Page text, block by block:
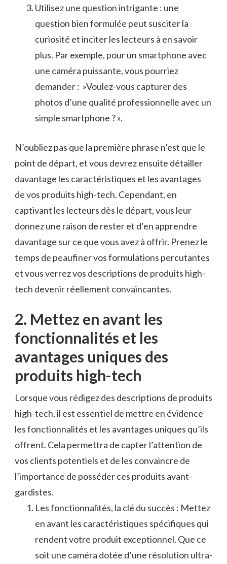
Utilisez une question intrigante : une
⁢question bien formulée⁣ peut susciter la
curiosité et inciter les lecteurs à ​en savoir
⁤plus. Par exemple,⁢ pour un smartphone avec⁣
une ⁣caméra puissante, vous ⁣pourriez
demander ​: ​ »Voulez-vous capturer des
photos d’une qualité professionnelle avec un
simple smartphone ? ».
N’oubliez ⁢pas ‌que la​ première phrase⁢ n’est que le
point de ⁢départ, et ⁤vous devrez ensuite détailler
davantage les caractéristiques et les avantages
de vos produits high-tech. ‍Cependant, en
captivant les lecteurs dès le départ, vous ‍leur
donnez une raison ⁢de ‌rester et d’en ‍apprendre
davantage sur ce que vous avez à offrir. Prenez le
temps de peaufiner vos‍ formulations percutantes⁢
et vous verrez ⁢vos descriptions‌ de ‍produits high-
tech ⁤devenir⁤ réellement convaincantes.
2. Mettez en ⁢avant les
fonctionnalités et les
avantages uniques des
produits high-tech
Lorsque​ vous ‌rédigez des descriptions de produits
high-tech, il ⁤est‍ essentiel de ⁤mettre en évidence
les fonctionnalités et ‌les avantages‌ uniques qu’ils
offrent. Cela permettra de capter l’attention‌ de
vos ⁤clients ‍potentiels et de les convaincre de
l’importance ⁢de posséder ces produits avant-
gardistes.
Les‌ fonctionnalités, la ‍clé​ du succès​ : Mettez
en avant⁢ les⁤ caractéristiques spécifiques ⁢qui
rendent ‌votre produit ⁤exceptionnel. ⁤Que ‌ce
soit une caméra dotée d’une résolution ultra-